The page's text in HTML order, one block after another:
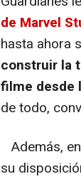
de Marvel
hasta ahora
construir la
filme desde
de todo,
Además,
su